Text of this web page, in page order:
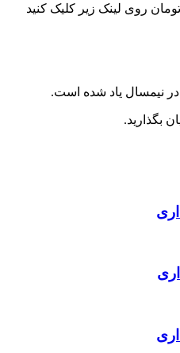
نیمسال یاد شده است.
بگذارید.